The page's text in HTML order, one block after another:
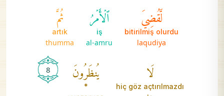
لَّقُضِيَ
bitirilmiş olurdu
laqudiya
ٱلۡأَمۡرُ
iş
al-amru
ثُمَّ
artık
thumma
لَا
hiç göz açtırılmazdı
يُنظَرُونَ
*
8